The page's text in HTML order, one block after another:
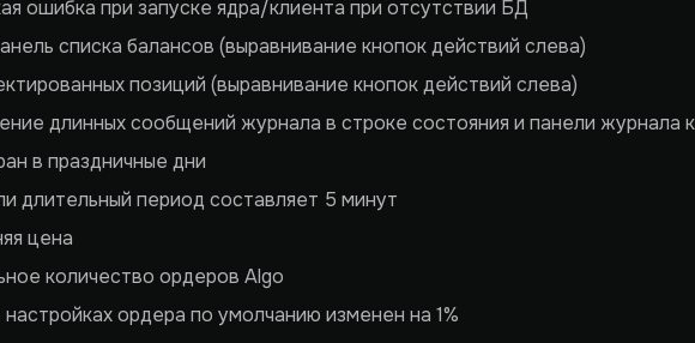
ошибка при запуске ядра/клиента при отсутствии БД
списка балансов (выравнивание кнопок действий слева)
позиций (выравнивание кнопок действий слева)
длинных сообщений журнала в строке состояния и панели журнала
в праздничные дни
длительный период составляет 5 минут
цена
количество ордеров Algo
ордера по умолчанию изменен на 1%